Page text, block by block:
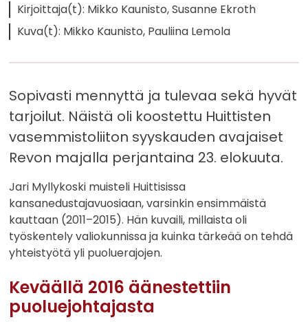
Kirjoittaja(t): Mikko Kaunisto, Susanne Ekroth
Kuva(t): Mikko Kaunisto, Pauliina Lemola
Sopivasti mennyttä ja tulevaa sekä hyvät
tarjoilut. Näistä oli koostettu Huittisten
vasemmistoliiton syyskauden avajaiset
Revon majalla perjantaina 23. elokuuta.
Jari Myllykoski muisteli Huittisissa
kansanedustajavuosiaan, varsinkin ensimmäistä
kauttaan (2011–2015). Hän kuvaili, millaista oli
työskentely valiokunnissa ja kuinka tärkeää on tehdä
yhteistyötä yli puoluerajojen.
Keväällä 2016 äänestettiin
puoluejohtajasta